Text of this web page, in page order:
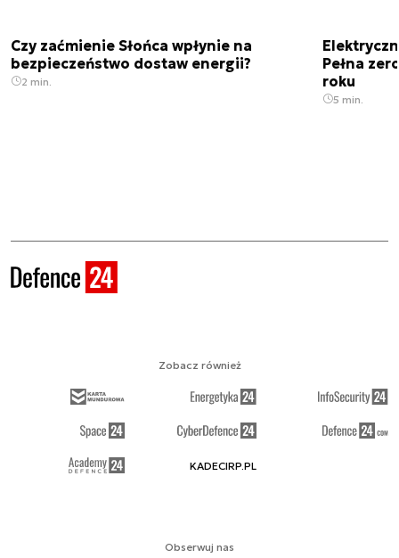
Czy zaćmienie Słońca wpłynie na
bezpieczeństwo dostaw energii?
2 min.
Pełna
roku
5 min.
Obserwuj nas
Zobacz również
KADECIRP.PL